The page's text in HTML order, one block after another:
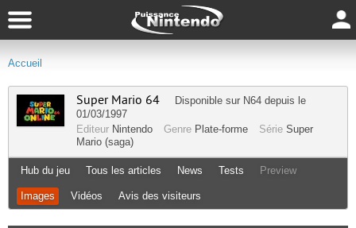
Accueil
Super Mario 64 Disponible sur N64 depuis le
01/03/1997
Editeur Nintendo Genre Plate-forme Série Super
Mario (saga)
Hub du jeu Tous les articles News Tests Preview
Images Vidéos Avis des visiteurs